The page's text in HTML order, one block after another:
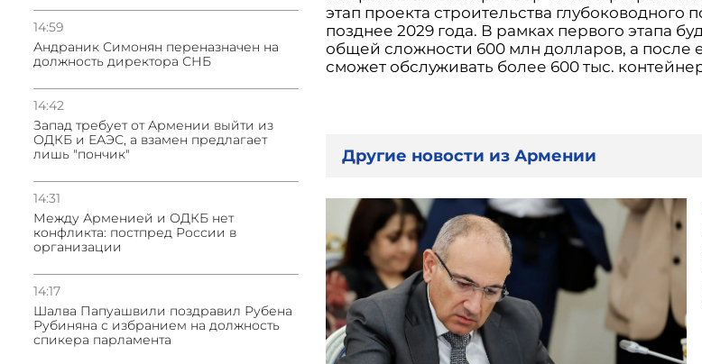
14:59
Андраник Симонян переназначен на
должность директора СНБ
14:42
Запад требует от Армении выйти из
ОДКБ и ЕАЭС, а взамен предлагает
лишь "пончик"
14:31
Между Арменией и ОДКБ нет
конфликта: постпред России в
организации
14:17
Шалва Папуашвили поздравил Рубена
Рубиняна с избранием на должность
спикера парламента
этап проекта строительства глубоководного
позднее 2029 года. В рамках первого этапа
общей сложности 600 млн долларов, а после
сможет обслуживать более 600 тыс.
Другие новости из Армении